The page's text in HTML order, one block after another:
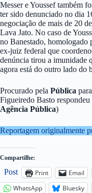
Messer e Youssef também
ter sido denunciado no dia
negociação de mais de 20
Lava Jato. No caso de
no Banestado, homologado
ex-juiz federal que
denúncia tirou a imunidade
agora está do outro lado do
Procurado pela Pública
Figueiredo Basto
Agência Pública)
Reportagem originalmente
Compartilhe:
Post Print Email
WhatsApp
Bluesky